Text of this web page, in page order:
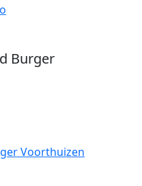
Burger
Voorthuizen